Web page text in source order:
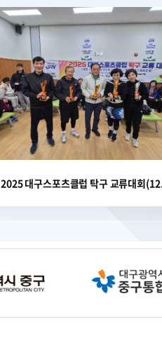
2025 대구스포츠클럽 탁구 교류대회